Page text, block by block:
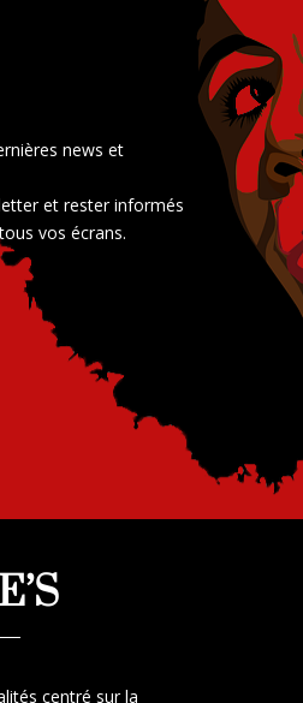
news et
et rester informés
vos écrans.
centré sur la